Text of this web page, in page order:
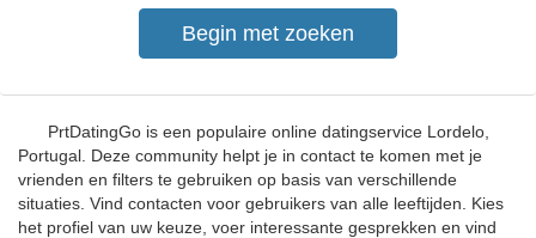
PrtDatingGo is een populaire online datingservice Lordelo,
Portugal. Deze community helpt je in contact te komen met je
vrienden en filters te gebruiken op basis van verschillende
situaties. Vind contacten voor gebruikers van alle leeftijden. Kies
het profiel van uw keuze, voer interessante gesprekken en vind